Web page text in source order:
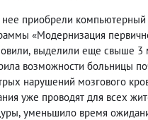
нее приобрели
«Модернизация
, выделили еще свыше 3
возможности больницы
нарушений мозгового
уже проводят для всех
, уменьшило время